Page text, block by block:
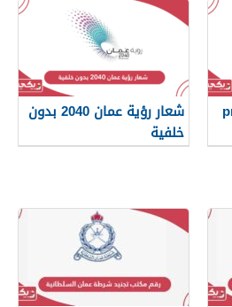
شعار رؤية عمان 2040 بدون
خلفية